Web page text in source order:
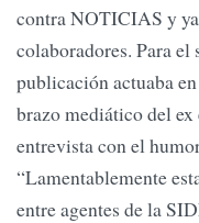
contra NOTICIAS y
colaboradores. Para
publicación actuaba
brazo mediático del
entrevista con el
“Lamentablemente
entre agentes de la